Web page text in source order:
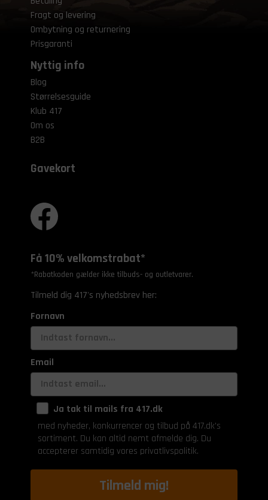
Fragt og levering
Ombytning og returnering
Prisgaranti
Nyttig info
Blog
Størrelsesguide
Klub 417
Om os
B2B
Gavekort
Få 10% velkomstrabat*
*Rabatkoden gælder ikke tilbuds- og outletvarer.
Tilmeld dig 417's nyhedsbrev her:
Fornavn
Email
Ja tak til mails fra 417.dk
med nyheder, konkurrencer og tilbud på 417.dk's
sortiment. Du kan altid nemt afmelde dig. Du
accepterer samtidig vores privatlivspolitik.
Tilmeld mig!